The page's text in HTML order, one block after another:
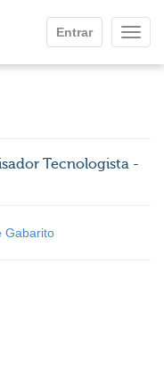
Entrar
Tecnologista -
Gabarito